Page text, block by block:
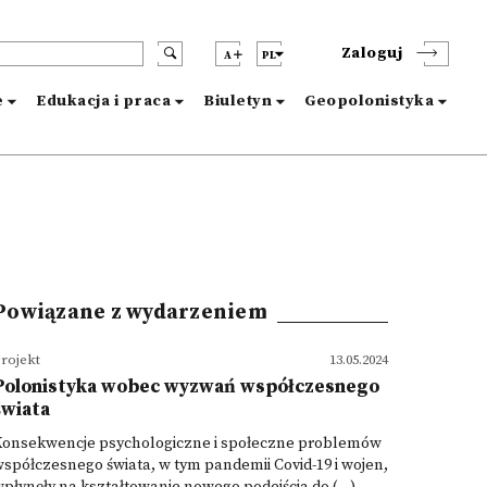
A PL Zaloguj
Edukacja i praca Biuletyn Geopolonistyka
z wydarzeniem
13.05.2024
wobec wyzwań współczesnego
psychologiczne i społeczne problemów
świata, w tym pandemii Covid-19 i wojen,